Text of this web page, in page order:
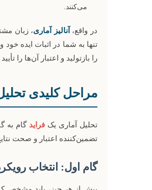
می‌کنند.
در واقع، آنالیز آماری، زبان
تنها به شما در اثبات ایده
را بازتولید و اعتبار آن‌ها
مراحل کلیدی
تحلیل آماری یکفراید گام به
تضمین‌کننده اعتبار و صحت
گام اول: انتخاب